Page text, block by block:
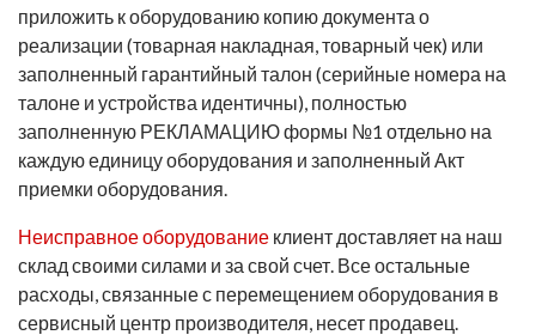
приложить к оборудованию копию документа о
реализации (товарная накладная, товарный чек) или
заполненный гарантийный талон (серийные номера на
талоне и устройства идентичны), полностью
заполненную РЕКЛАМАЦИЮ формы №1 отдельно на
каждую единицу оборудования и заполненный Акт
приемки оборудования.
Неисправное оборудование клиент доставляет на наш
склад своими силами и за свой счет. Все остальные
расходы, связанные с перемещением оборудования в
сервисный центр производителя, несет продавец.